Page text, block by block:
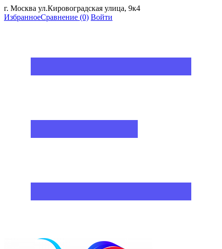
г. Москва ул.Кировоградская улица, 9к4
ИзбранноеСравнение (0) Войти